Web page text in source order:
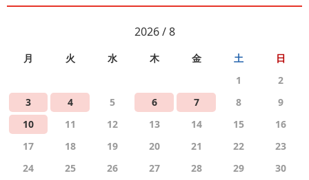
2026 / 8
月 火 水 木 金 土
日
1
2
3
4 5 6 7 8
9
10
11 12 13 14 15
16
17
18 19 20 21 22
23
24
25 26 27 28 29
30